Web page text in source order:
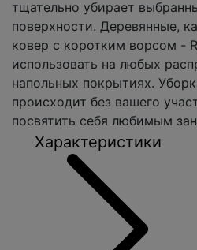
тщательно убирает
поверхности. Деревянные,
ковер с коротким ворсом -
использовать на любых
напольных покрытиях.
происходит без вашего
посвятить себя любимым
Характеристики